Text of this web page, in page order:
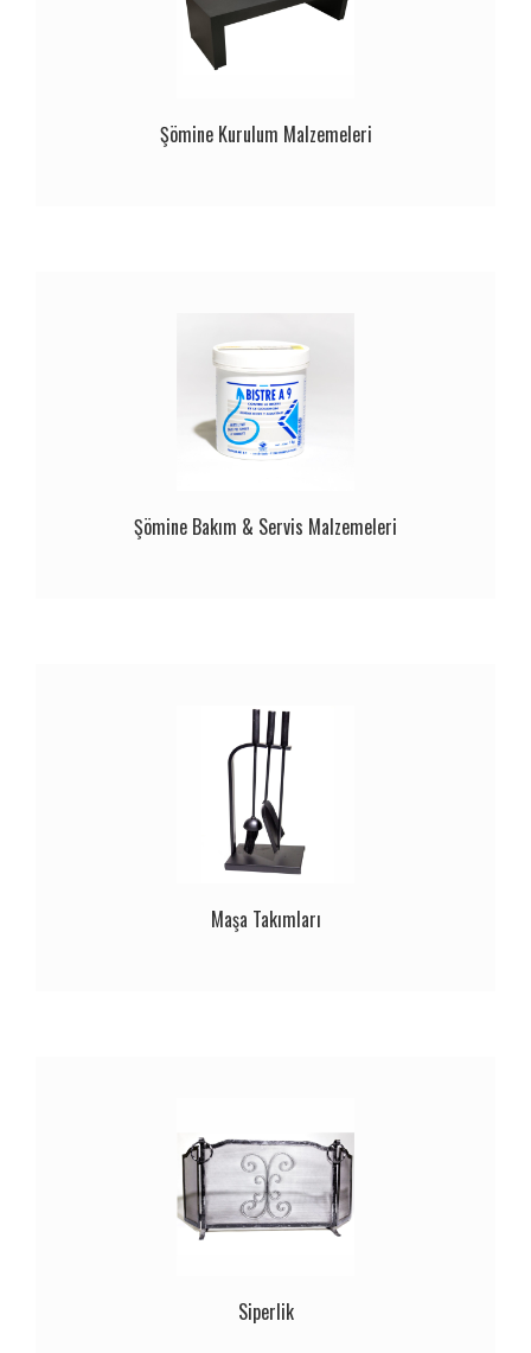
Şömine Kurulum Malzemeleri
Şömine Bakım & Servis Malzemeleri
Maşa Takımları
Siperlik